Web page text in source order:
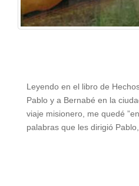
Leyendo en el libro de
Pablo y a Bernabé en la
viaje misionero, me quedé
palabras que les dirigió